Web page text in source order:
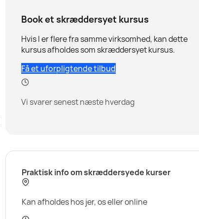
Book et skræddersyet kursus
Hvis I er flere fra samme virksomhed, kan dette
kursus afholdes som skræddersyet kursus.
Få et uforpligtende tilbud
Vi svarer senest næste hverdag
Praktisk info om skræddersyede kurser
Kan afholdes hos jer, os eller online